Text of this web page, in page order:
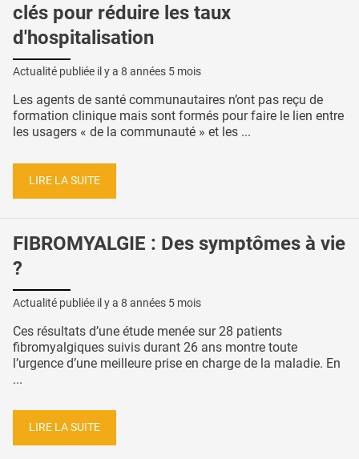
clés pour réduire les taux
d'hospitalisation
Actualité publiée il y a 8 années 5 mois
Les agents de santé communautaires n’ont pas reçu de
formation clinique mais sont formés pour faire le lien entre
les usagers « de la communauté » et les ...
LIRE LA SUITE
FIBROMYALGIE : Des symptômes à vie
?
Actualité publiée il y a 8 années 5 mois
Ces résultats d’une étude menée sur 28 patients
fibromyalgiques suivis durant 26 ans montre toute
l’urgence d’une meilleure prise en charge de la maladie. En
...
LIRE LA SUITE